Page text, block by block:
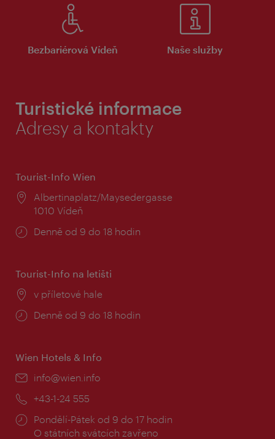
Bezbariérová Vídeň Naše služby
Turistické informace
Adresy a kontakty
Tourist-Info Wien
Místo:
Albertinaplatz/Maysedergasse
1010 Vídeň
Provozní
Denně od 9 do 18 hodin
Tourist-Info na letišti
Místo:
v příletové hale
Provozní
Denně od 9 do 18 hodin
Wien Hotels & Info
E-
info@wien.info
Telefon:
+43-1-24 555
Provozní
doba:
Pondělí-Pátek od 9 do 17 hodin
O státních svátcích zavřeno